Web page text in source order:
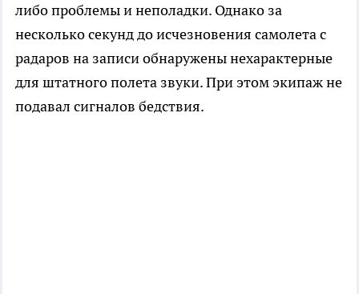
либо проблемы и неполадки. Однако за
несколько секунд до исчезновения самолета с
радаров на записи обнаружены нехарактерные
для штатного полета звуки. При этом экипаж не
подавал сигналов бедствия.